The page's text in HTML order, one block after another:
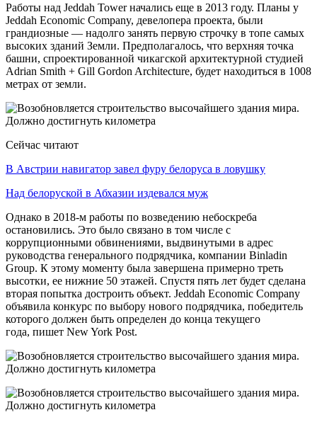
Работы над Jeddah Tower начались еще в 2013 году. Планы у
Jeddah Economic Company, девелопера проекта, были
грандиозные — надолго занять первую строчку в топе самых
высоких зданий Земли. Предполагалось, что верхняя точка
башни, спроектированной чикагской архитектурной студией
Adrian Smith + Gill Gordon Architecture, будет находиться в 1008
метрах от земли.
Сейчас читают
В Австрии навигатор завел фуру белоруса в ловушку
Над белоруской в Абхазии издевался муж
Однако в 2018-м работы по возведению небоскреба
остановились. Это было связано в том числе с
коррупционными обвинениями, выдвинутыми в адрес
руководства генерального подрядчика, компании Binladin
Group. К этому моменту была завершена примерно треть
высотки, ее нижние 50 этажей. Спустя пять лет будет сделана
вторая попытка достроить объект. Jeddah Economic Company
объявила конкурс по выбору нового подрядчика, победитель
которого должен быть определен до конца текущего
года, пишет New York Post.